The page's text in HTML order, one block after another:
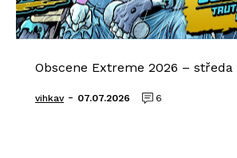
Obscene Extreme 2026 – středa
vihkav- 07.07.2026 6